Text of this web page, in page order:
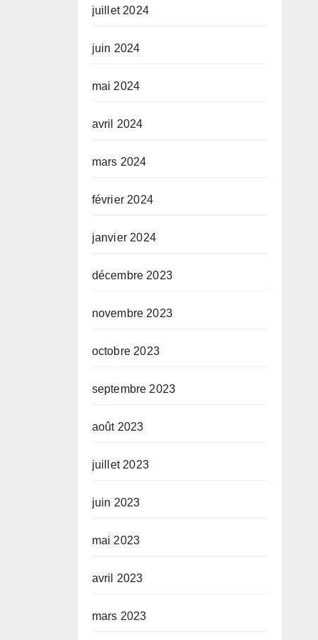
juillet 2024
juin 2024
mai 2024
avril 2024
mars 2024
février 2024
janvier 2024
décembre 2023
novembre 2023
octobre 2023
septembre 2023
août 2023
juillet 2023
juin 2023
mai 2023
avril 2023
mars 2023